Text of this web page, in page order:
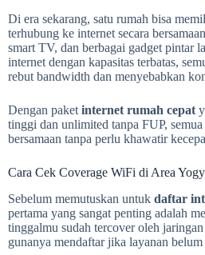
Di era sekarang, satu rumah bisa
terhubung ke internet secara
smart TV, dan berbagai gadget pintar
internet dengan kapasitas terbatas,
rebut bandwidth dan menyebabkan
Dengan paket internet rumah cepat
tinggi dan unlimited tanpa FUP,
bersamaan tanpa perlu khawatir
Cara Cek Coverage WiFi di Area
Sebelum memutuskan untuk daftar
pertama yang sangat penting adalah
tinggalmu sudah tercover oleh
gunanya mendaftar jika layanan